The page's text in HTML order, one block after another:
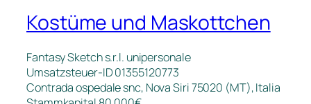
Kostüme und Maskottchen
Fantasy Sketch s.r.l. unipersonale
Umsatzsteuer-ID 01355120773
Contrada ospedale snc, Nova Siri 75020 (MT), Italia